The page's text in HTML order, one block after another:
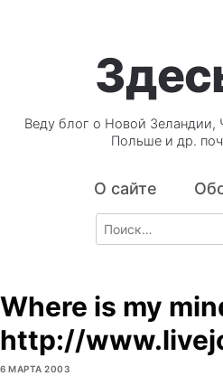
Веду блог о Новой Зеландии,
Польше и др.
О сайте
Search
for:
Where is my
http://
6 МАРТА 2003